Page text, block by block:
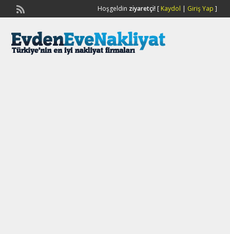
Hoşgeldin ziyaretçi![ Kaydol | Giriş Yap ]